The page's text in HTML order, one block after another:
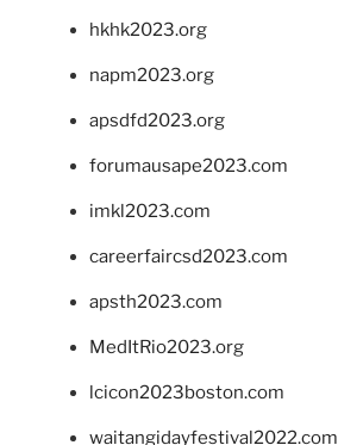
hkhk2023.org
napm2023.org
apsdfd2023.org
forumausape2023.com
imkl2023.com
careerfaircsd2023.com
apsth2023.com
MedItRio2023.org
lcicon2023boston.com
waitangidayfestival2022.com